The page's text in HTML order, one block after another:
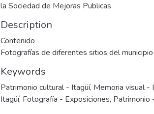
la Sociedad de Mejoras Publicas
Description
Contenido
Fotografías de diferentes sitios del
Keywords
Patrimonio cultural - Itagüí, Memoria visual -
Itagüí, Fotografía - Exposiciones, Patrimonio